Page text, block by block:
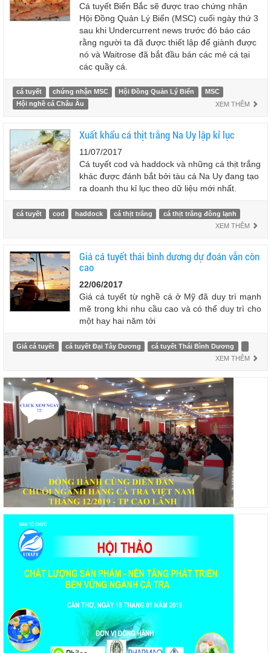
Cá tuyết Biển Bắc sẽ được trao chứng nhận
Hội Đồng Quản Lý Biển (MSC) cuối ngày thứ 3
sau khi Undercurrent news trước đó báo cáo
rằng người ta đã được thiết lập để giành được
nó và Waitrose đã bắt đầu bán các mẻ cá tại
các quầy cá.
cá tuyết chứng nhận MSC Hội Đồng Quản Lý Biển
MSC
Hội nghề cá Châu Âu
XEM THÊM
Xuất khẩu cá thịt trắng Na Uy lập kỉ lục
11/07/2017
Cá tuyết cod và haddock và những cá thịt trắng
khác được đánh bắt bởi tàu cá Na Uy đang tạo
ra doanh thu kỉ lục theo dữ liệu mới nhất.
cá tuyết cod haddock cá thịt trắng
cá thịt trắng đông lạnh
XEM THÊM
Giá cá tuyết thái bình dương dự đoán vẫn còn
cao
22/06/2017
Giá cá tuyết từ nghề cá ở Mỹ đã duy trì mạnh
mẽ trong khi nhu cầu cao và có thể duy trì cho
một hay hai năm tới
Giá cá tuyết cá tuyết Đại Tây Dương
cá tuyết Thái Bình Dương
XEM THÊM